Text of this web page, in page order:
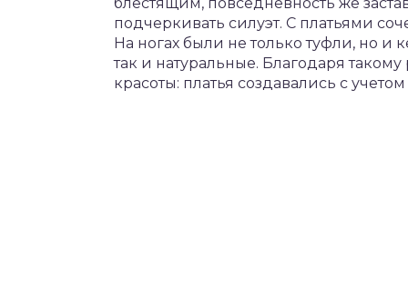
подчеркивать силуэт. С платьями
На ногах были не только туфли, но и
так и натуральные. Благодаря
красоты: платья создавались с